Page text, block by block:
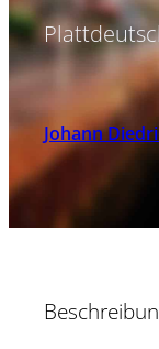
Johann